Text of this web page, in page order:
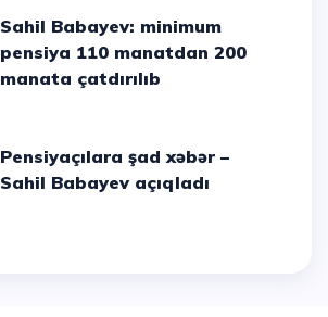
Sahil Babayev: minimum
pensiya 110 manatdan 200
manata çatdırılıb
Pensiyaçılara şad xəbər –
Sahil Babayev açıqladı